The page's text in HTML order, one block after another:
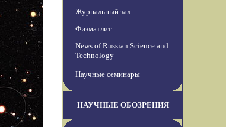
Журнальный зал
Физматлит
News of Russian Science and
Technology
Научные семинары
НАУЧНЫЕ ОБОЗРЕНИЯ